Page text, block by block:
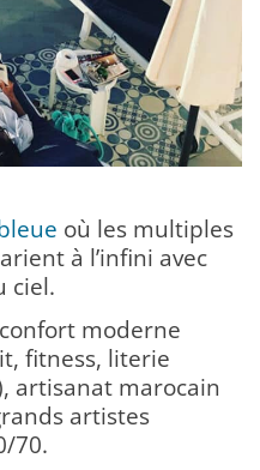
où les multiples
à l’infini avec
ciel.
moderne
fitness, literie
artisanat marocain
artistes
70.